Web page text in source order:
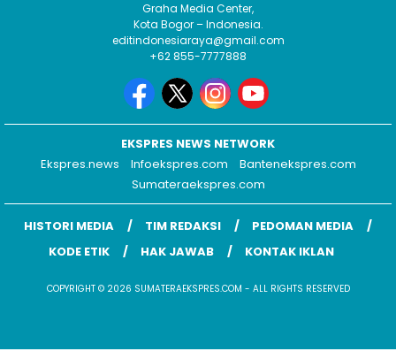
Graha Media Center,
Kota Bogor – Indonesia.
editindonesiaraya@gmail.com
+62 855-7777888
EKSPRES NEWS NETWORK
Ekspres.news
Infoekspres.com
Bantenekspres.com
Sumateraekspres.com
HISTORI MEDIA TIM REDAKSI
PEDOMAN MEDIA
KODE ETIK
HAK JAWAB KONTAK IKLAN
COPYRIGHT © 2026 SUMATERAEKSPRES.COM - ALL RIGHTS RESERVED